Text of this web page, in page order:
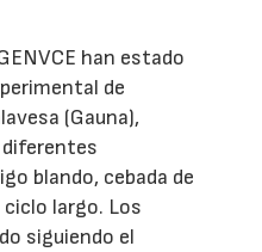
han estado
de
(Gauna),
diferentes
blando, cebada de
largo. Los
siguiendo el